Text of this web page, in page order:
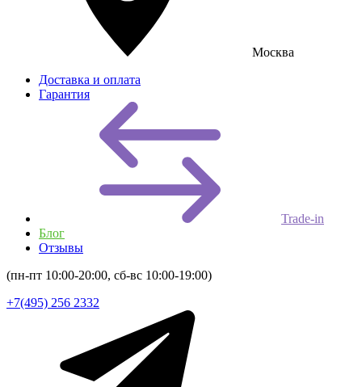
Москва
Доставка и оплата
Гарантия
Trade-in
Блог
Отзывы
(пн-пт 10:00-20:00, сб-вс 10:00-19:00)
+7(495) 256 2332